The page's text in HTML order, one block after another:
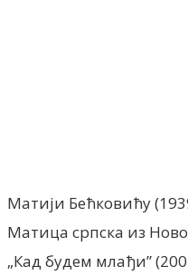
Матији Бећковићу
Матица српска из
„Кад будем млађи”